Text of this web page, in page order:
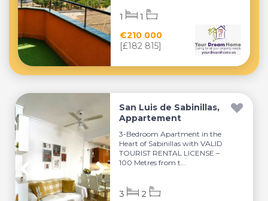
€210 000
[£182 815]
1 1
San Luis de Sabinillas,
Appartement
3-Bedroom Apartment in the
Heart of Sabinillas with VALID
TOURIST RENTAL LICENSE –
100 Metres from t...
3 2